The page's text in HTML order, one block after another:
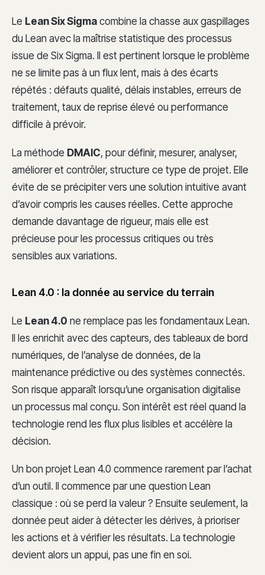
Le Lean Six Sigma combine la chasse aux gaspillages
du Lean avec la maîtrise statistique des processus
issue de Six Sigma. Il est pertinent lorsque le problème
ne se limite pas à un flux lent, mais à des écarts
répétés : défauts qualité, délais instables, erreurs de
traitement, taux de reprise élevé ou performance
difficile à prévoir.
La méthode DMAIC, pour définir, mesurer, analyser,
améliorer et contrôler, structure ce type de projet. Elle
évite de se précipiter vers une solution intuitive avant
d’avoir compris les causes réelles. Cette approche
demande davantage de rigueur, mais elle est
précieuse pour les processus critiques ou très
sensibles aux variations.
Lean 4.0 : la donnée au service du terrain
Le Lean 4.0 ne remplace pas les fondamentaux Lean.
Il les enrichit avec des capteurs, des tableaux de bord
numériques, de l’analyse de données, de la
maintenance prédictive ou des systèmes connectés.
Son risque apparaît lorsqu’une organisation digitalise
un processus mal conçu. Son intérêt est réel quand la
technologie rend les flux plus lisibles et accélère la
décision.
Un bon projet Lean 4.0 commence rarement par l’achat
d’un outil. Il commence par une question Lean
classique : où se perd la valeur ? Ensuite seulement, la
donnée peut aider à détecter les dérives, à prioriser
les actions et à vérifier les résultats. La technologie
devient alors un appui, pas une fin en soi.